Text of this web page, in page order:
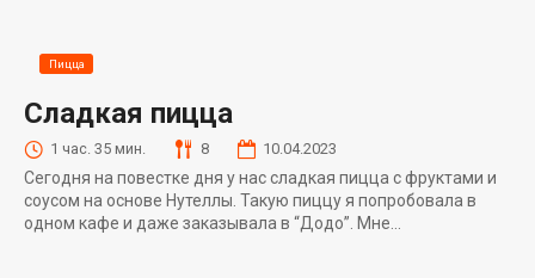
Пицца
Сладкая пицца
1 час. 35 мин. 8 10.04.2023
Сегодня на повестке дня у нас сладкая пицца с фруктами и
соусом на основе Нутеллы. Такую пиццу я попробовала в
одном кафе и даже заказывала в “Додо”. Мне...